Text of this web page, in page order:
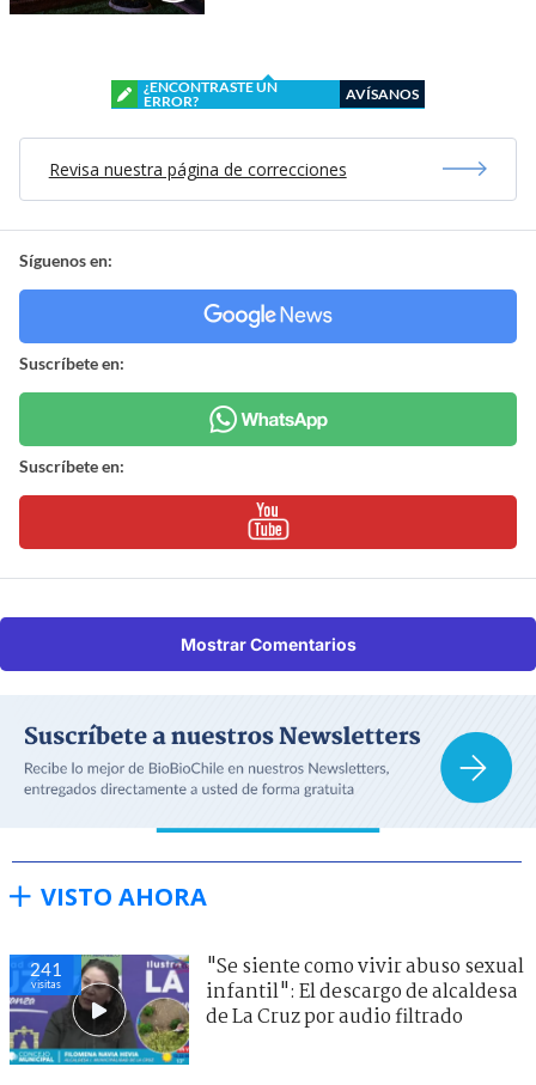
¿ENCONTRASTE UN
ERROR?
AVÍSANOS
Revisa nuestra página de correcciones
Síguenos en:
Suscríbete en:
Suscríbete en:
Mostrar Comentarios
VISTO AHORA
241
visitas
"Se siente como vivir abuso sexual
infantil": El descargo de alcaldesa
de La Cruz por audio filtrado